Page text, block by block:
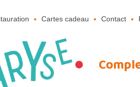
Cartes cadeau Contact